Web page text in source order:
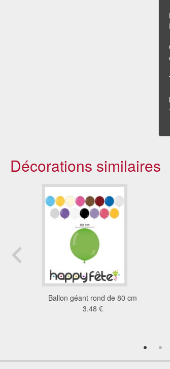
Décorations similaires
Ballon géant rond de 80 cm
3.48 €